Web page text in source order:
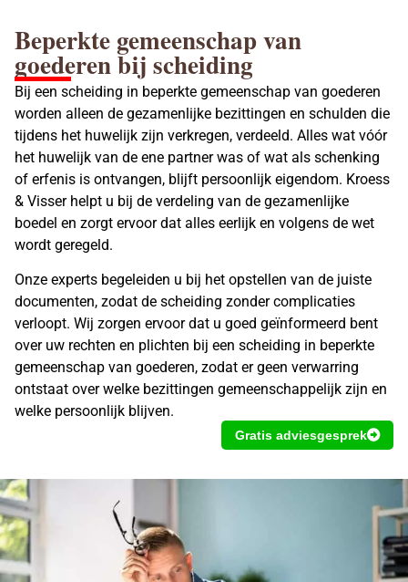
Beperkte gemeenschap van
goederen bij scheiding
Bij een scheiding in beperkte gemeenschap van goederen
worden alleen de gezamenlijke bezittingen en schulden die
tijdens het huwelijk zijn verkregen, verdeeld. Alles wat vóór
het huwelijk van de ene partner was of wat als schenking
of erfenis is ontvangen, blijft persoonlijk eigendom. Kroess
& Visser helpt u bij de verdeling van de gezamenlijke
boedel en zorgt ervoor dat alles eerlijk en volgens de wet
wordt geregeld.
Onze experts begeleiden u bij het opstellen van de juiste
documenten, zodat de scheiding zonder complicaties
verloopt. Wij zorgen ervoor dat u goed geïnformeerd bent
over uw rechten en plichten bij een scheiding in beperkte
gemeenschap van goederen, zodat er geen verwarring
ontstaat over welke bezittingen gemeenschappelijk zijn en
welke persoonlijk blijven.
Gratis adviesgesprek